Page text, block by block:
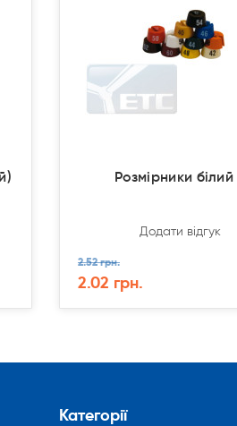
Розмірники білий
Додати відгук
2.52 грн.
2.02 грн.
Категорії